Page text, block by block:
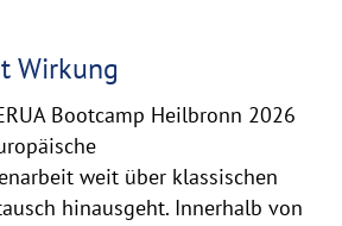
Wirkung
Bootcamp Heilbronn 2026
weit über klassischen
hinausgeht. Innerhalb von